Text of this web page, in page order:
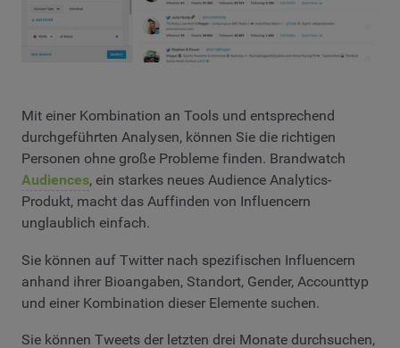
Mit einer Kombination an Tools und entsprechend
durchgeführten Analysen, können Sie die richtigen
Personen ohne große Probleme finden. Brandwatch
Audiences, ein starkes neues Audience Analytics-
Produkt, macht das Auffinden von Influencern
unglaublich einfach.
Sie können auf Twitter nach spezifischen Influencern
anhand ihrer Bioangaben, Standort, Gender, Accounttyp
und einer Kombination dieser Elemente suchen.
Sie können Tweets der letzten drei Monate durchsuchen,